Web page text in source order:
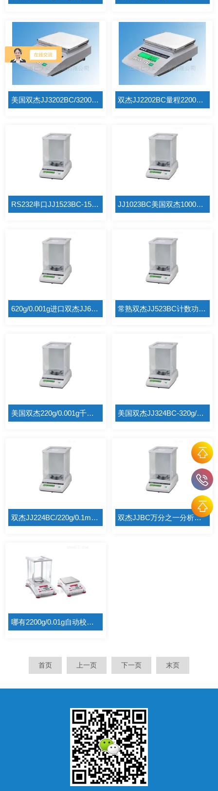
美国双杰JJ3202BC/3200g/0.01g百分之一天平 双杰JJ2202BC量程2200g/0.01g计数电子天平
RS232串口JJ1523BC-1500g/1mg双杰天平 JJ1023BC美国双杰1000g/0.001g千分之一天平
620g/0.001g进口双杰JJ623BC/1*天平 常熟双杰JJ523BC计数功能电子天平520g/1mg
美国双杰220g/0.001g千分之一天平JJ223BC 美国双杰JJ324BC-320g/0.1mg万分之一天平
双杰JJ224BC/220g/0.1mg电磁平衡传感器天平 双杰JJBC万分之一分析天平JJ124BC/0.1mg
哪有2200g/0.01g自动校正电子天平AX2202ZH
首页 上一页 下一页 末页